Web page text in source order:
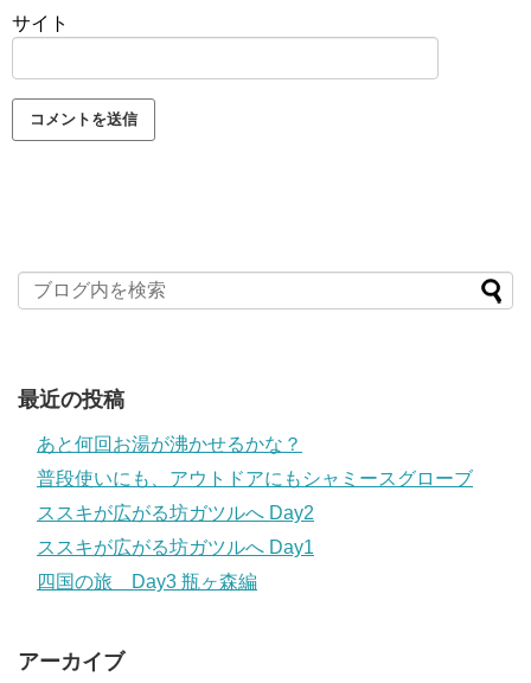
サイト
最近の投稿
あと何回お湯が沸かせるかな？
普段使いにも、アウトドアにもシャミースグローブ
ススキが広がる坊ガツルへ Day2
ススキが広がる坊ガツルへ Day1
四国の旅 Day3 瓶ヶ森編
アーカイブ